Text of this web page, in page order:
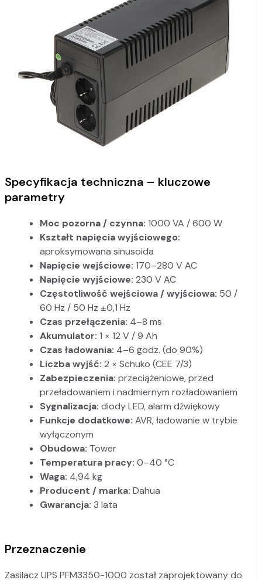
Specyfikacja techniczna – kluczowe
parametry
Moc pozorna / czynna: 1000 VA / 600 W
Kształt napięcia wyjściowego:
aproksymowana sinusoida
Napięcie wejściowe: 170–280 V AC
Napięcie wyjściowe: 230 V AC
Częstotliwość wejściowa / wyjściowa: 50 /
60 Hz / 50 Hz ±0,1 Hz
Czas przełączenia: 4–8 ms
Akumulator: 1 × 12 V / 9 Ah
Czas ładowania: 4–6 godz. (do 90%)
Liczba wyjść: 2 × Schuko (CEE 7/3)
Zabezpieczenia: przeciążeniowe, przed
przeładowaniem i nadmiernym rozładowaniem
Sygnalizacja: diody LED, alarm dźwiękowy
Funkcje dodatkowe: AVR, ładowanie w trybie
wyłączonym
Obudowa: Tower
Temperatura pracy: 0–40 °C
Waga: 4,94 kg
Producent / marka: Dahua
Gwarancja: 3 lata
Przeznaczenie
Zasilacz UPS PFM3350-1000 został zaprojektowany do